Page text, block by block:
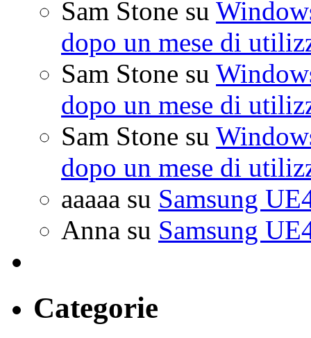
Sam Stone su
dopo un mese di
Sam Stone su
dopo un mese di
Sam Stone su
dopo un mese di
aaaaa su Samsung
Anna su Samsung
Categorie